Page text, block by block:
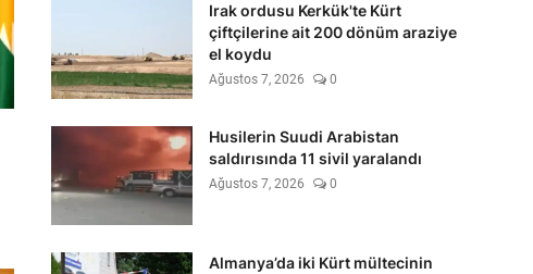
Irak ordusu Kerkük'te Kürt
çiftçilerine ait 200 dönüm araziye
el koydu
Ağustos 7, 2026 0
Husilerin Suudi Arabistan
saldırısında 11 sivil yaralandı
Ağustos 7, 2026 0
Almanya’da iki Kürt mültecinin